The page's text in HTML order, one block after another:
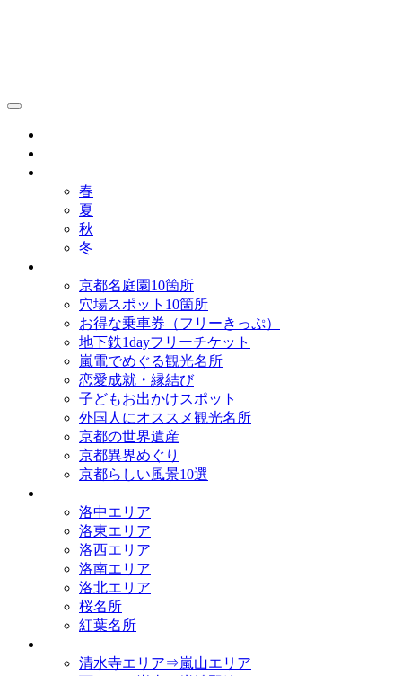
春
夏
秋
冬
京都名庭園10箇所
穴場スポット10箇所
お得な乗車券（フリーきっぷ）
地下鉄1dayフリーチケット
嵐電でめぐる観光名所
恋愛成就・縁結び
子どもお出かけスポット
外国人にオススメ観光名所
京都の世界遺産
京都異界めぐり
京都らしい風景10選
洛中エリア
洛東エリア
洛西エリア
洛南エリア
洛北エリア
桜名所
紅葉名所
清水寺エリア⇒嵐山エリア